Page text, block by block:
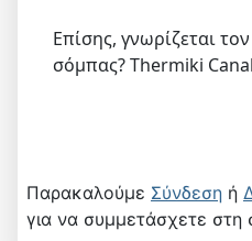
Επίσης, γνωρίζεται
σόμπας? Thermiki
Παρακαλούμε Σύνδεση ή
για να συμμετάσχετε στη